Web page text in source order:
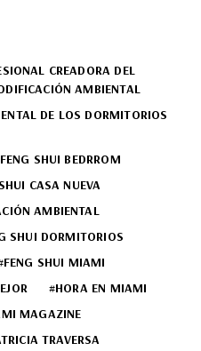
CREADORA DEL
AMBIENTAL
DE LOS DORMITORIOS
FENG SHUI BEDRROM
CASA NUEVA
AMBIENTAL
SHUI DORMITORIOS
FENG SHUI MIAMI
HORA EN MIAMI
MAGAZINE
TRAVERSA